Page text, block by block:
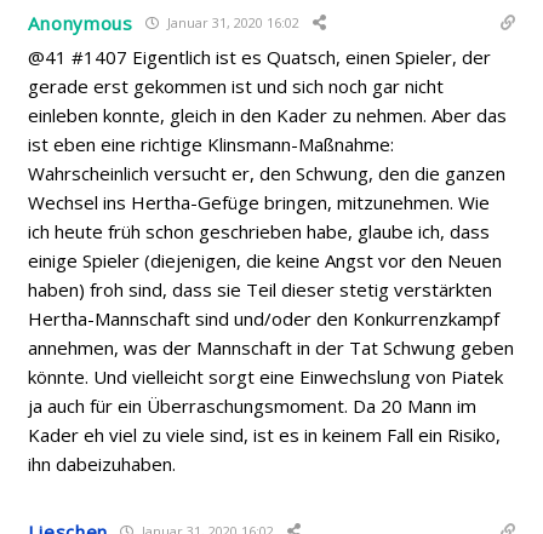
Anonymous Januar 31, 2020 16:02
@41 #1407 Eigentlich ist es Quatsch, einen Spieler, der
gerade erst gekommen ist und sich noch gar nicht
einleben konnte, gleich in den Kader zu nehmen. Aber das
ist eben eine richtige Klinsmann-Maßnahme:
Wahrscheinlich versucht er, den Schwung, den die ganzen
Wechsel ins Hertha-Gefüge bringen, mitzunehmen. Wie
ich heute früh schon geschrieben habe, glaube ich, dass
einige Spieler (diejenigen, die keine Angst vor den Neuen
haben) froh sind, dass sie Teil dieser stetig verstärkten
Hertha-Mannschaft sind und/oder den Konkurrenzkampf
annehmen, was der Mannschaft in der Tat Schwung geben
könnte. Und vielleicht sorgt eine Einwechslung von Piatek
ja auch für ein Überraschungsmoment. Da 20 Mann im
Kader eh viel zu viele sind, ist es in keinem Fall ein Risiko,
ihn dabeizuhaben.